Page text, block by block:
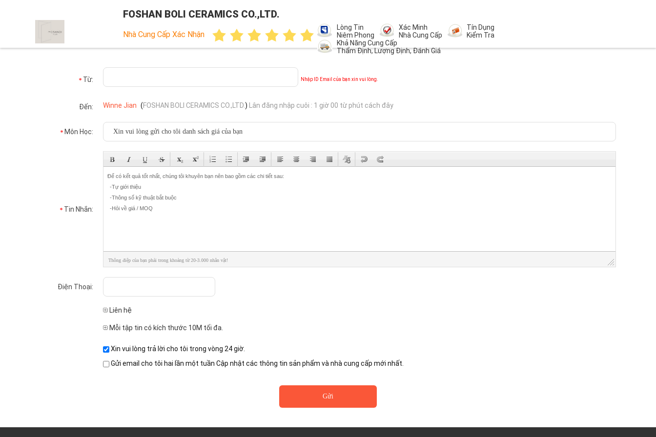
FOSHAN BOLI CERAMICS CO.,LTD.
Nhà Cung Cấp Xác Nhận
Lòng Tin
Niêm Phong
Xác Minh
Nhà Cung Cấp
Tín Dụng
Kiểm Tra
Khả Năng Cung Cấp
Thẩm Định, Lượng Định, Đánh Giá
Từ: Nhập ID Email của bạn xin vui lòng.
Đến: Winne Jian (FOSHAN BOLI CERAMICS CO.,LTD.) Lân đăng nhập cuôi : 1 giờ 00 từ phút cách đây
Môn Học:
Tin Nhắn:
Thông điệp của bạn phải trong khoảng từ 20-3.000 nhân vật!
Điện Thoại:
Liên hệ
Mỗi tập tin có kích thước 10M tối đa.
Xin vui lòng trả lời cho tôi trong vòng 24 giờ.
Gửi email cho tôi hai lần một tuần Cập nhật các thông tin sản phẩm và nhà cung cấp mới nhất.